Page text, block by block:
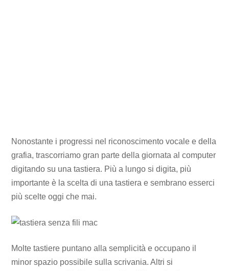
Nonostante i progressi nel riconoscimento vocale e della
grafia, trascorriamo gran parte della giornata al computer
digitando su una tastiera. Più a lungo si digita, più
importante è la scelta di una tastiera e sembrano esserci
più scelte oggi che mai.
Molte tastiere puntano alla semplicità e occupano il
minor spazio possibile sulla scrivania. Altri si